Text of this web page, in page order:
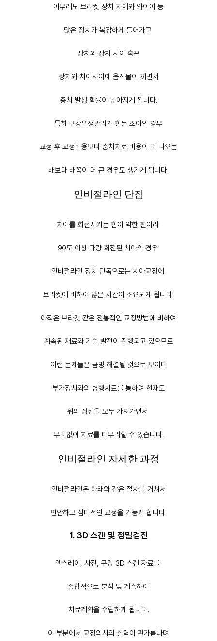
아무래도 브라켓 장치 자체와 와이어 등
많은 장치가 복잡하게 들어가고
장치와 장치 사이 혹은
장치와 치아사이에 음식물이 끼면서
충치 발생 확률이 높아지게 됩니다.
특히 구강위생관리가 힘든 소아의 경우
교정 후 교정비용보다 충치치료 비용이 더 나오는
배보다 배꼽이 더 큰 경우도 생기게 됩니다.
인비절라인 단점
치아를 회전시키는 힘이 약한 편이라
90도 이상 다량 회전된 치아의 경우
인비절라인 장치 단독으로는 치아교정에
브라켓에 비하여 많은 시간이 소요되게 됩니다.
아직은 브라켓 같은 전통적인 교정방법에 비하여
계속된 재료와 기술 발전이 진행되고 있으므로
이런 문제들은 금방 해결될 것으로 보이며
부가장치와의 병행치료를 통하여 현재도
위의 장점을 모두 가져가면서
무리없이 치료를 마무리할 수 있습니다.
인비절라인 자세한 과정
인비절라인은 아래와 같은 절차를 거쳐서
편안하고 심미적인 교정을 가능케 합니다.
1. 3D 스캔 및 정밀검진
엑스레이, 사진, 구강 3D 스캔 자료를
종합적으로 분석 및 계측하여
치료계획을 수립하게 됩니다.
이 부분에서 교정의사의 실력이 판가름나며